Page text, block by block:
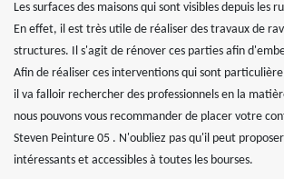
Les surfaces des maisons qui sont visibles depuis les
En effet, il est très utile de réaliser des travaux de
structures. Il s'agit de rénover ces parties afin
Afin de réaliser ces interventions qui sont
il va falloir rechercher des professionnels en la
nous pouvons vous recommander de placer votre
Steven Peinture 05 . N'oubliez pas qu'il peut
intéressants et accessibles à toutes les bourses.